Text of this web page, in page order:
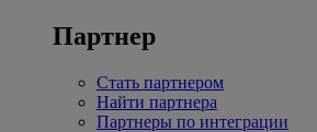
Партнер
Стать партнером
Найти партнера
Партнеры по интеграции